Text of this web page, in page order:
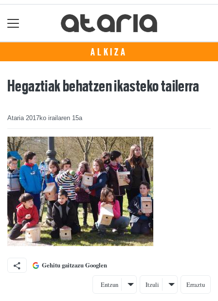
ALKIZA
Hegaztiak behatzen ikasteko tailerra
Ataria 2017ko irailaren 15a
Gehitu gaitzazu Googlen
Entzun Itzuli Erraztu